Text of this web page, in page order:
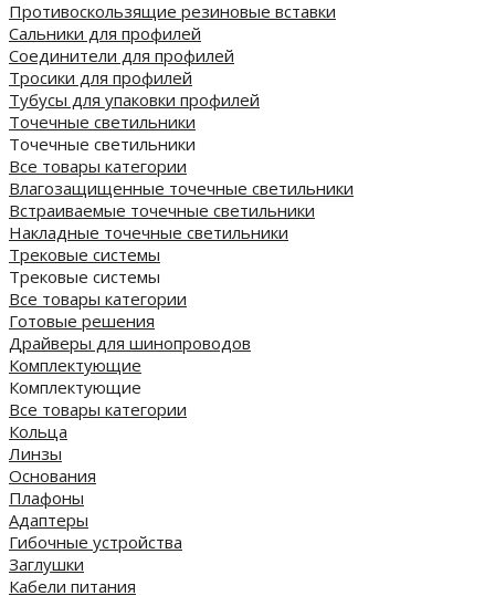
Противоскользящие резиновые вставки
Сальники для профилей
Соединители для профилей
Тросики для профилей
Тубусы для упаковки профилей
Точечные светильники
Точечные светильники
Все товары категории
Влагозащищенные точечные светильники
Встраиваемые точечные светильники
Накладные точечные светильники
Трековые системы
Трековые системы
Все товары категории
Готовые решения
Драйверы для шинопроводов
Комплектующие
Комплектующие
Все товары категории
Кольца
Линзы
Основания
Плафоны
Адаптеры
Гибочные устройства
Заглушки
Кабели питания